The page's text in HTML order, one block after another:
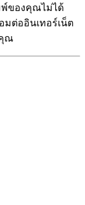
พ์ของคุณไม่ได้
มต่ออินเทอร์เน็ต
ณ